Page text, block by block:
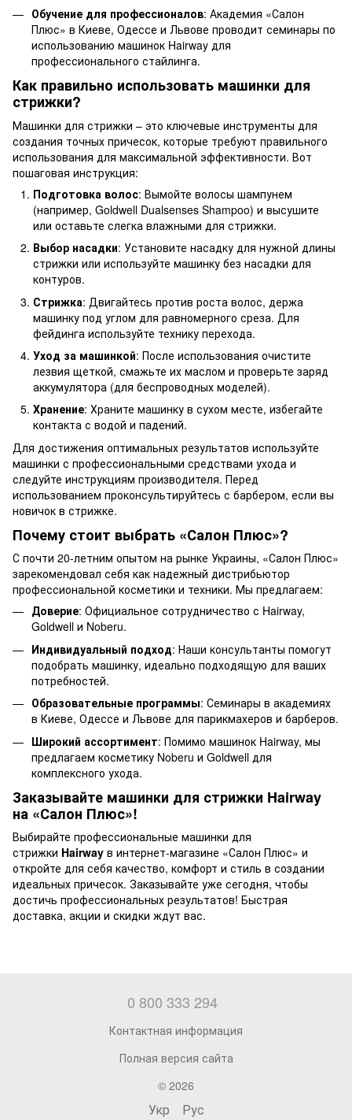
Обучение для профессионалов: Академия «Салон
Плюс» в Киеве, Одессе и Львове проводит семинары по
использованию машинок Hairway для
профессионального стайлинга.
Как правильно использовать машинки для
стрижки?
Машинки для стрижки – это ключевые инструменты для
создания точных причесок, которые требуют правильного
использования для максимальной эффективности. Вот
пошаговая инструкция:
Подготовка волос: Вымойте волосы шампунем
(например, Goldwell Dualsenses Shampoo) и высушите
или оставьте слегка влажными для стрижки.
Выбор насадки: Установите насадку для нужной длины
стрижки или используйте машинку без насадки для
контуров.
Стрижка: Двигайтесь против роста волос, держа
машинку под углом для равномерного среза. Для
фейдинга используйте технику перехода.
Уход за машинкой: После использования очистите
лезвия щеткой, смажьте их маслом и проверьте заряд
аккумулятора (для беспроводных моделей).
Хранение: Храните машинку в сухом месте, избегайте
контакта с водой и падений.
Для достижения оптимальных результатов используйте
машинки с профессиональными средствами ухода и
следуйте инструкциям производителя. Перед
использованием проконсультируйтесь с барбером, если вы
новичок в стрижке.
Почему стоит выбрать «Салон Плюс»?
С почти 20-летним опытом на рынке Украины, «Салон Плюс»
зарекомендовал себя как надежный дистрибьютор
профессиональной косметики и техники. Мы предлагаем:
Доверие: Официальное сотрудничество с Hairway,
Goldwell и Noberu.
Индивидуальный подход: Наши консультанты помогут
подобрать машинку, идеально подходящую для ваших
потребностей.
Образовательные программы: Семинары в академиях
в Киеве, Одессе и Львове для парикмахеров и барберов.
Широкий ассортимент: Помимо машинок Hairway, мы
предлагаем косметику Noberu и Goldwell для
комплексного ухода.
Заказывайте машинки для стрижки Hairway
на «Салон Плюс»!
Выбирайте профессиональные машинки для
стрижки Hairway в интернет-магазине «Салон Плюс» и
откройте для себя качество, комфорт и стиль в создании
идеальных причесок. Заказывайте уже сегодня, чтобы
достичь профессиональных результатов! Быстрая
доставка, акции и скидки ждут вас.
0 800 333 294
Контактная информация
Полная версия сайта
© 2026
Укр Рус